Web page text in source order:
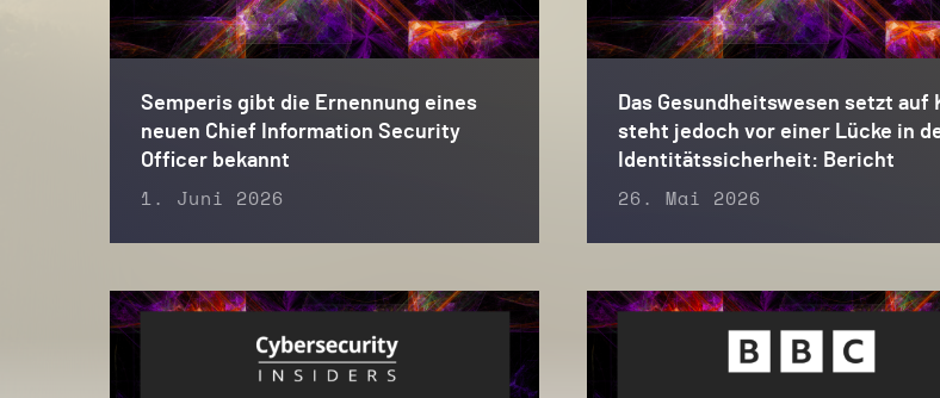
Semperis gibt die Ernennung eines
neuen Chief Information Security
Officer bekannt
1. Juni 2026
Das Gesundheitswesen setzt auf
steht jedoch vor einer Lücke in
Identitätssicherheit: Bericht
26. Mai 2026